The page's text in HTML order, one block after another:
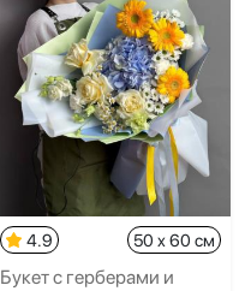
4.9 50 x 60 см
Букет с герберами и